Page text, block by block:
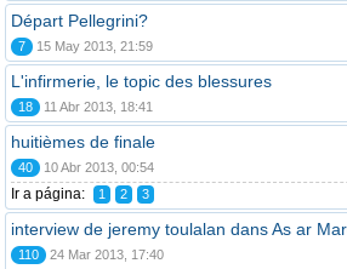
Départ Pellegrini?
7 15 May 2013, 21:59
L'infirmerie, le topic des blessures
18 11 Abr 2013, 18:41
huitièmes de finale
40 10 Abr 2013, 00:54
Ir a página: 1 2 3
interview de jeremy toulalan dans As ar
110 24 Mar 2013, 17:40